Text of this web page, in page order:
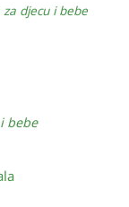
djecu i bebe
bebe